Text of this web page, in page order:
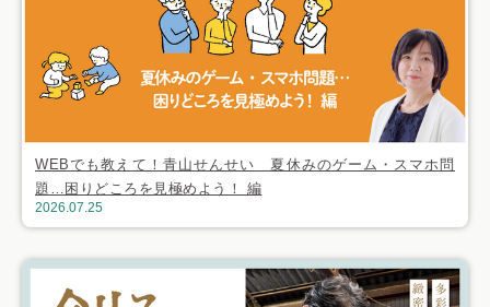
WEBでも教えて！青山せんせい 夏休みのゲーム・スマホ問
題…困りどころを見極めよう！ 編
2026.07.25